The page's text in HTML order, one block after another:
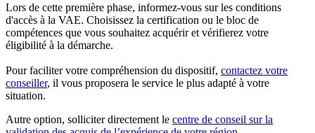
Lors de cette première phase, informez-vous sur les conditions
d'accès à la VAE. Choisissez la certification ou le bloc de
compétences que vous souhaitez acquérir et vérifierez votre
éligibilité à la démarche.
Pour faciliter votre compréhension du dispositif, contactez votre
conseiller, il vous proposera le service le plus adapté à votre
situation.
Autre option, solliciter directement le centre de conseil sur la